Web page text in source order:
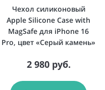
Чехол силиконовый
Apple Silicone Case with
MagSafe для iPhone 16
Pro, цвет «Серый камень»
2 980 руб.